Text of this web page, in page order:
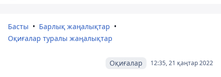
Басты
Барлық жаңалықтар
Оқиғалар туралы жаңалықтар
12:35, 21 қаңтар 2022
Оқиғалар